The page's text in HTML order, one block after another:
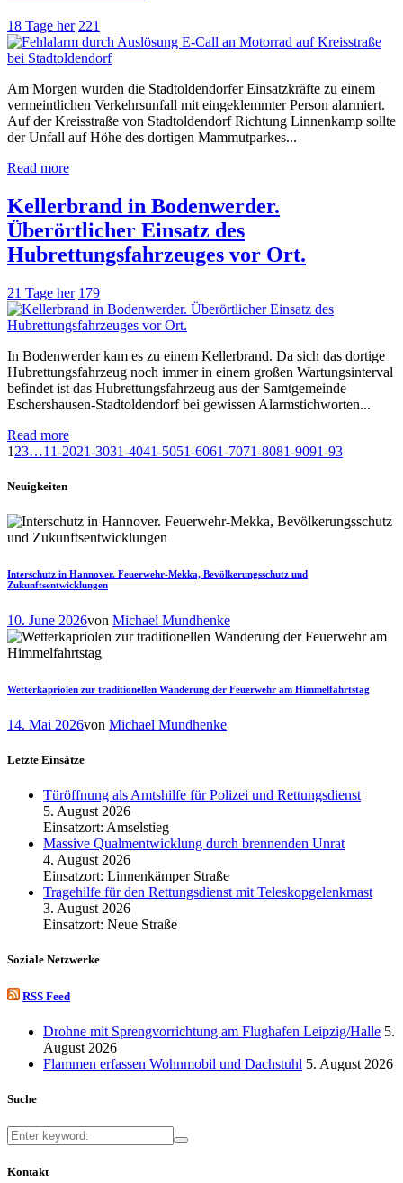
18 Tage her 221
Am Morgen wurden die Stadtoldendorfer Einsatzkräfte zu einem
vermeintlichen Verkehrsunfall mit eingeklemmter Person alarmiert.
Auf der Kreisstraße von Stadtoldendorf Richtung Linnenkamp sollte
der Unfall auf Höhe des dortigen Mammutparkes...
Read more
Kellerbrand in Bodenwerder.
Überörtlicher Einsatz des
Hubrettungsfahrzeuges vor Ort.
21 Tage her 179
In Bodenwerder kam es zu einem Kellerbrand. Da sich das dortige
Hubrettungsfahrzeug noch immer in einem großen Wartungsinterval
befindet ist das Hubrettungsfahrzeug aus der Samtgemeinde
Eschershausen-Stadtoldendorf bei gewissen Alarmstichworten...
Read more
1 23…11-2021-3031-4041-5051-6061-7071-8081-9091-93
Neuigkeiten
Interschutz in Hannover. Feuerwehr-Mekka, Bevölkerungsschutz und
Zukunftsentwicklungen
10. June 2026von Michael Mundhenke
Wetterkapriolen zur traditionellen Wanderung der Feuerwehr am Himmelfahrtstag
14. Mai 2026von Michael Mundhenke
Letzte Einsätze
Türöffnung als Amtshilfe für Polizei und Rettungsdienst
5. August 2026
Einsatzort: Amselstieg
Massive Qualmentwicklung durch brennenden Unrat
4. August 2026
Einsatzort: Linnenkämper Straße
Tragehilfe für den Rettungsdienst mit Teleskopgelenkmast
3. August 2026
Einsatzort: Neue Straße
Soziale Netzwerke
RSS Feed
Drohne mit Sprengvorrichtung am Flughafen Leipzig/Halle 5.
August 2026
Flammen erfassen Wohnmobil und Dachstuhl 5. August 2026
Suche
Kontakt